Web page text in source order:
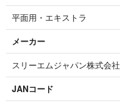
平面用・エキストラ
メーカー
スリーエムジャパン株式会社
JANコード